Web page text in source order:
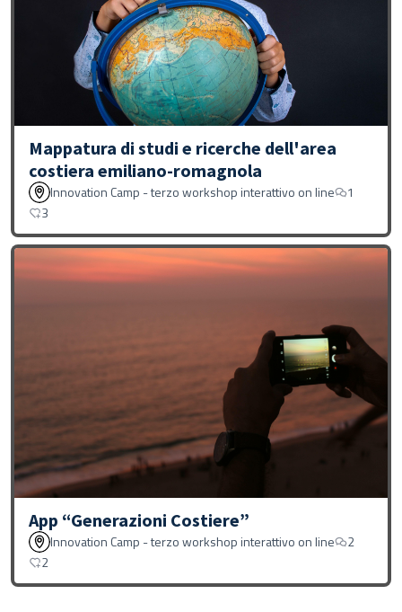
Mappatura di studi e ricerche dell'area
costiera emiliano-romagnola
Innovation Camp - terzo workshop interattivo on line
1
3
App “Generazioni Costiere”
Innovation Camp - terzo workshop interattivo on line
2
2